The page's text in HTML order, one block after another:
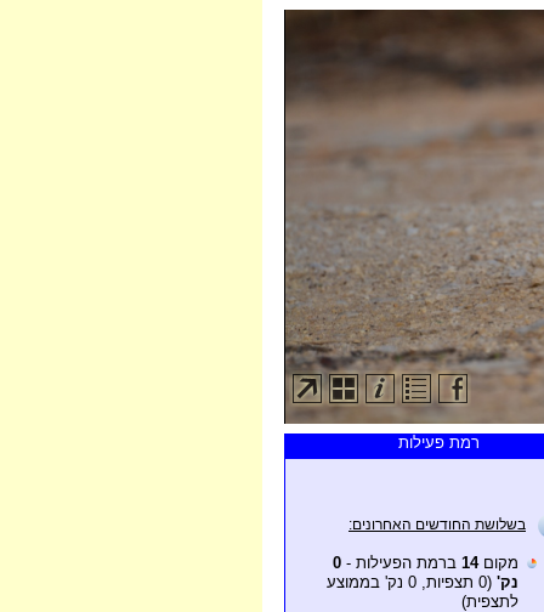
רמת פעילות
בשלושת החודשים האחרונים:
מקום14 ברמת הפעילות - 0
נק'
(0 תצפיות, 0 נק' בממוצע
לתצפית)